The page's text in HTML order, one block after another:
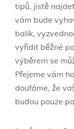
tipů, jistě
vám bude
balík,
vyřídit běžné
výběrem se
Přejeme vám
doufáme, že
budou pouze